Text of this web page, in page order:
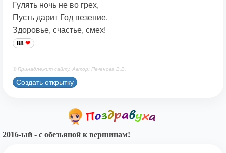
Гулять ночь не во грех,
Пусть дарит Год везение,
Здоровье, счастье, смех!
88
© Принадлежит сайту. Автор: Печенова В.В.
Создать открытку
2016-ый - с обезьяной к вершинам!